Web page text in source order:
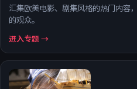
汇集欧美电影、剧集风格的热门内容
的观众。
进入专题 →